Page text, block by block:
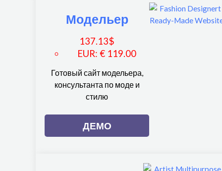
Модельер
137.13$
EUR:€ 119.00
Готовый сайт модельера,
консультанта по моде и
стилю
ДЕМО